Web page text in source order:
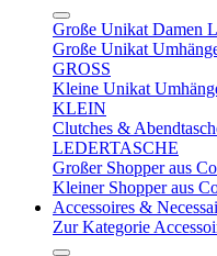
Große Unikat Damen
Große Unikat
GROSS
Kleine Unikat
KLEIN
Clutches &
LEDERTASCHE
Großer Shopper aus
Kleiner Shopper aus
Accessoires &
Zur Kategorie